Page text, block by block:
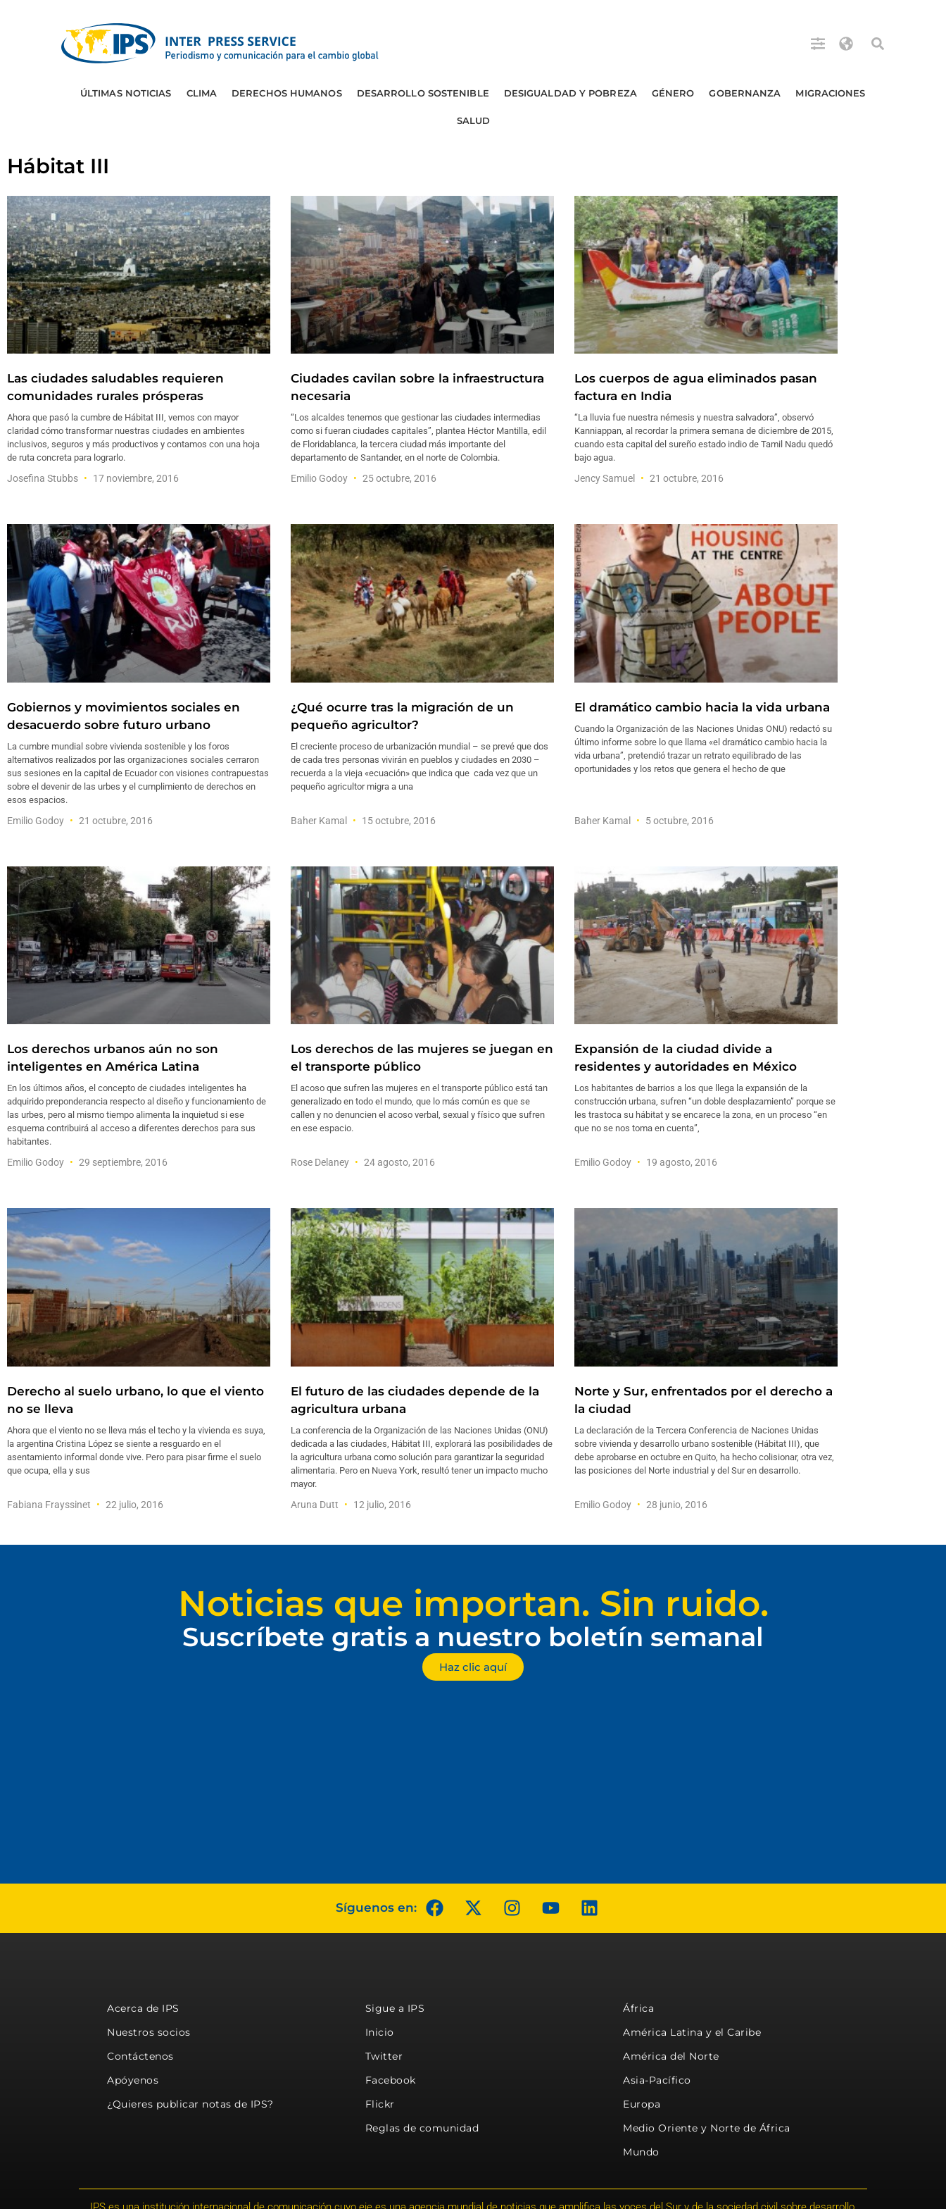
ÚLTIMAS NOTICIAS CLIMA DERECHOS HUMANOS DESARROLLO SOSTENIBLE DESIGUALDAD Y POBREZA GÉNERO GOBERNANZA MIGRACIONES
SALUD
Hábitat III
Las ciudades saludables requieren
comunidades rurales prósperas
Ahora que pasó la cumbre de Hábitat III, vemos con mayor
claridad cómo transformar nuestras ciudades en ambientes
inclusivos, seguros y más productivos y contamos con una hoja
de ruta concreta para lograrlo.
Josefina Stubbs 17 noviembre, 2016
Ciudades cavilan sobre la infraestructura
necesaria
“Los alcaldes tenemos que gestionar las ciudades intermedias
como si fueran ciudades capitales”, plantea Héctor Mantilla, edil
de Floridablanca, la tercera ciudad más importante del
departamento de Santander, en el norte de Colombia.
Emilio Godoy 25 octubre, 2016
Los cuerpos de agua eliminados pasan
factura en India
“La lluvia fue nuestra némesis y nuestra salvadora”, observó
Kanniappan, al recordar la primera semana de diciembre de 2015,
cuando esta capital del sureño estado indio de Tamil Nadu quedó
bajo agua.
Jency Samuel 21 octubre, 2016
Gobiernos y movimientos sociales en
desacuerdo sobre futuro urbano
La cumbre mundial sobre vivienda sostenible y los foros
alternativos realizados por las organizaciones sociales cerraron
sus sesiones en la capital de Ecuador con visiones contrapuestas
sobre el devenir de las urbes y el cumplimiento de derechos en
esos espacios.
Emilio Godoy 21 octubre, 2016
¿Qué ocurre tras la migración de un
pequeño agricultor?
El creciente proceso de urbanización mundial – se prevé que dos
de cada tres personas vivirán en pueblos y ciudades en 2030 –
recuerda a la vieja «ecuación» que indica que cada vez que un
pequeño agricultor migra a una
Baher Kamal 15 octubre, 2016
El dramático cambio hacia la vida urbana
Cuando la Organización de las Naciones Unidas ONU) redactó ​​su
último informe sobre lo que llama «el dramático cambio hacia la
vida urbana”, pretendió trazar un retrato equilibrado de las
oportunidades y los retos que genera el hecho de que
Baher Kamal 5 octubre, 2016
Los derechos urbanos aún no son
inteligentes en América Latina
En los últimos años, el concepto de ciudades inteligentes ha
adquirido preponderancia respecto al diseño y funcionamiento de
las urbes, pero al mismo tiempo alimenta la inquietud si ese
esquema contribuirá al acceso a diferentes derechos para sus
habitantes.
Emilio Godoy 29 septiembre, 2016
Los derechos de las mujeres se juegan en
el transporte público
El acoso que sufren las mujeres en el transporte público está tan
generalizado en todo el mundo, que lo más común es que se
callen y no denuncien el acoso verbal, sexual y físico que sufren
en ese espacio.
Rose Delaney 24 agosto, 2016
Expansión de la ciudad divide a
residentes y autoridades en México
Los habitantes de barrios a los que llega la expansión de la
construcción urbana, sufren “un doble desplazamiento” porque se
les trastoca su hábitat y se encarece la zona, en un proceso “en
que no se nos toma en cuenta”,
Emilio Godoy 19 agosto, 2016
Derecho al suelo urbano, lo que el viento
no se lleva
Ahora que el viento no se lleva más el techo y la vivienda es suya,
la argentina Cristina López se siente a resguardo en el
asentamiento informal donde vive. Pero para pisar firme el suelo
que ocupa, ella y sus
Fabiana Frayssinet 22 julio, 2016
El futuro de las ciudades depende de la
agricultura urbana
La conferencia de la Organización de las Naciones Unidas (ONU)
dedicada a las ciudades, Hábitat III, explorará las posibilidades de
la agricultura urbana como solución para garantizar la seguridad
alimentaria. Pero en Nueva York, resultó tener un impacto mucho
mayor.
Aruna Dutt 12 julio, 2016
Norte y Sur, enfrentados por el derecho a
la ciudad
La declaración de la Tercera Conferencia de Naciones Unidas
sobre vivienda y desarrollo urbano sostenible (Hábitat III), que
debe aprobarse en octubre en Quito, ha hecho colisionar, otra vez,
las posiciones del Norte industrial y del Sur en desarrollo.
Emilio Godoy 28 junio, 2016
Noticias que importan. Sin ruido.
Suscríbete gratis a nuestro boletín semanal
Haz clic aquí
Síguenos en:
Acerca de IPS
Nuestros socios
Contáctenos
Apóyenos
¿Quieres publicar notas de IPS?
Sigue a IPS
Inicio
Twitter
Facebook
Flickr
Reglas de comunidad
África
América Latina y el Caribe
América del Norte
Asia-Pacífico
Europa
Medio Oriente y Norte de África
Mundo